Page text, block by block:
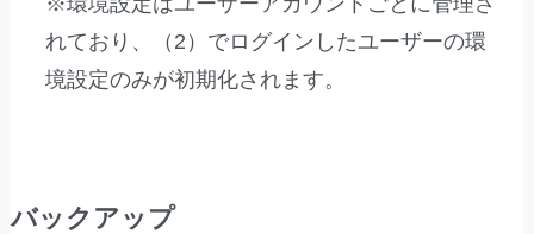
れており、（2）でログインしたユーザーの環
境設定のみが初期化されます。
バックアップ